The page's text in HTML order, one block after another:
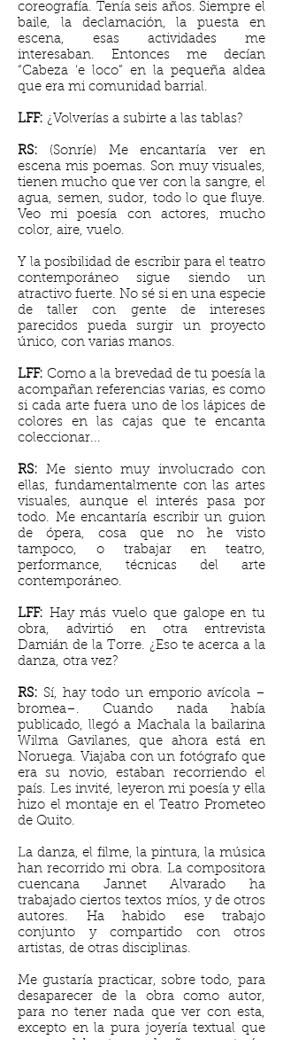
coreografía. Tenía seis años. Siempre el
baile, la declamación, la puesta en
escena, esas actividades me
interesaban. Entonces me decían
“Cabeza ‘e loco” en la pequeña aldea
que era mi comunidad barrial.
LFF: ¿Volverías a subirte a las tablas?
RS: (Sonríe) Me encantaría ver en
escena mis poemas. Son muy visuales,
tienen mucho que ver con la sangre, el
agua, semen, sudor, todo lo que fluye.
Veo mi poesía con actores, mucho
color, aire, vuelo.
Y la posibilidad de escribir para el teatro
contemporáneo sigue siendo un
atractivo fuerte. No sé si en una especie
de taller con gente de intereses
parecidos pueda surgir un proyecto
único, con varias manos.
LFF: Como a la brevedad de tu poesía la
acompañan referencias varias, es como
si cada arte fuera uno de los lápices de
colores en las cajas que te encanta
coleccionar...
RS:Me siento muy involucrado con
ellas, fundamentalmente con las artes
visuales, aunque el interés pasa por
todo. Me encantaría escribir un guion
de ópera, cosa que no he visto
tampoco, o trabajar en teatro,
performance, técnicas del arte
contemporáneo.
LFF: Hay más vuelo que galope en tu
obra, advirtió en otra entrevista
Damián de la Torre. ¿Eso te acerca a la
danza, otra vez?
RS: Sí, hay todo un emporio avícola –
bromea–. Cuando nada había
publicado, llegó a Machala la bailarina
Wilma Gavilanes, que ahora está en
Noruega. Viajaba con un fotógrafo que
era su novio, estaban recorriendo el
país. Les invité, leyeron mi poesía y ella
hizo el montaje en el Teatro Prometeo
de Quito.
La danza, el filme, la pintura, la música
han recorrido mi obra. La compositora
cuencana Jannet Alvarado ha
trabajado ciertos textos míos, y de otros
autores. Ha habido ese trabajo
conjunto y compartido con otros
artistas, de otras disciplinas.
Me gustaría practicar, sobre todo, para
desaparecer de la obra como autor,
para no tener nada que ver con esta,
excepto en la pura joyería textual que